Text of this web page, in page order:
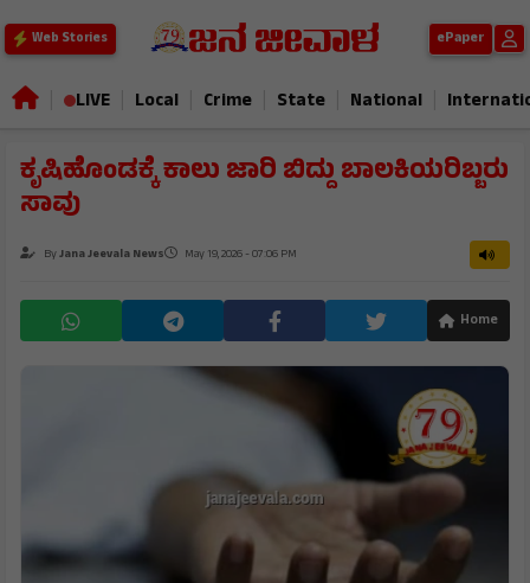
Web Stories ePaper
LIVE Local Crime State National
ಕೃಷಿಹೊಂಡಕ್ಕೆ ಕಾಲು ಜಾರಿ ಬಿದ್ದು ಬಾಲಕಿಯರಿಬ್ಬರು
ಸಾವು
ByJana Jeevala News May 19, 2026 - 07:06 PM
Home